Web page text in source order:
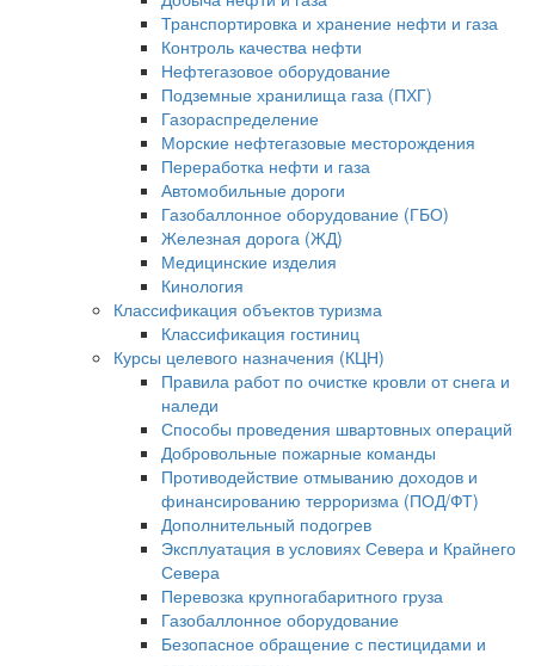
Транспортировка и хранение нефти и газа
Контроль качества нефти
Нефтегазовое оборудование
Подземные хранилища газа (ПХГ)
Газораспределение
Морские нефтегазовые месторождения
Переработка нефти и газа
Автомобильные дороги
Газобаллонное оборудование (ГБО)
Железная дорога (ЖД)
Медицинские изделия
Кинология
Классификация объектов туризма
Классификация гостиниц
Курсы целевого назначения (КЦН)
Правила работ по очистке кровли от снега и
наледи
Способы проведения швартовных операций
Добровольные пожарные команды
Противодействие отмыванию доходов и
финансированию терроризма (ПОД/ФТ)
Дополнительный подогрев
Эксплуатация в условиях Севера и Крайнего
Севера
Перевозка крупногабаритного груза
Газобаллонное оборудование
Безопасное обращение с пестицидами и